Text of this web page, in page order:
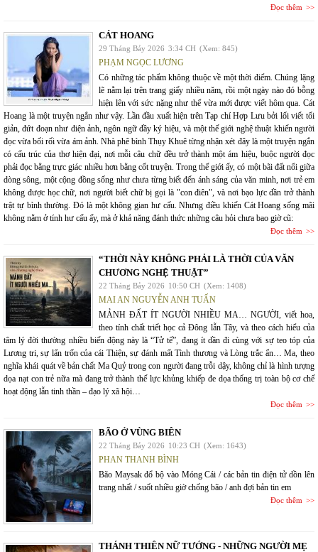
Đọc thêm
CÁT HOANG
29 Tháng Bảy 2026 3:34 CH (Xem: 845)
PHẠM NGỌC LƯƠNG
Có những tác phẩm không thuộc về một thời điểm. Chúng lặng
lẽ nằm lại trên trang giấy nhiều năm, rồi một ngày nào đó bỗng
hiện lên với sức nặng như thể vừa mới được viết hôm qua. Cát
Hoang là một truyện ngắn như vậy. Lần đầu xuất hiện trên Tạp chí Hợp Lưu bởi lối viết tối
giản, đứt đoạn như điện ảnh, ngôn ngữ đầy ký hiệu, và một thế giới nghệ thuật khiến người
đọc vừa bối rối vừa ám ảnh. Nhà phê bình Thụy Khuê từng nhận xét đây là một truyện ngắn
có cấu trúc của thơ hiện đại, nơi mỗi câu chữ đều trở thành một ám hiệu, buộc người đọc
phải đọc bằng trực giác nhiều hơn bằng cốt truyện. Trong thế giới ấy, có một bãi đất nổi giữa
dòng sông, một cộng đồng sống như chưa từng biết đến ánh sáng của văn minh, nơi trẻ em
không được học chữ, nơi người biết chữ bị gọi là "con điên", và nơi bạo lực dần trở thành
trật tự bình thường. Đó là một không gian hư cấu. Nhưng điều khiến Cát Hoang sống mãi
không nằm ở tính hư cấu ấy, mà ở khả năng đánh thức những câu hỏi chưa bao giờ cũ:
Đọc thêm
“THỜI NÀY KHÔNG PHẢI LÀ THỜI CỦA VĂN
CHƯƠNG NGHỆ THUẬT”
22 Tháng Bảy 2026 10:50 CH (Xem: 1408)
MAI AN NGUYỄN ANH TUẤN
MẢNH ĐẤT ÍT NGƯỜI NHIỀU MA… NGƯỜI, viết hoa,
theo tính chất triết học cả Đông lẫn Tây, và theo cách hiểu của
tâm lý đời thường nhiều biến động này là “Tử tế”, đang ít dần đi cùng với sự teo tóp của
Lương tri, sự lẩn trốn của cái Thiện, sự đánh mất Tình thương và Lòng trắc ẩn… Ma, theo
nghĩa khái quát về bản chất Ma Quỷ trong con người đang trỗi dậy, không chỉ là hình tượng
dọa nạt con trẻ nữa mà đang trở thành thế lực khủng khiếp đe dọa thống trị toàn bộ cơ chế
hoạt động lẫn tinh thần – đạo lý xã hội…
Đọc thêm
BÃO Ở VÙNG BIÊN
22 Tháng Bảy 2026 10:23 CH (Xem: 1643)
PHAN THANH BÌNH
Bão Maysak đổ bộ vào Móng Cái / các bản tin điện tử dồn lên
trang nhất / suốt nhiều giờ chống bão / anh đợi bản tin em
Đọc thêm
THÁNH THIÊN NỮ TƯỚNG - NHỮNG NGƯỜI MẸ